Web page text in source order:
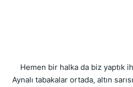
Hemen bir halka da biz yaptık
Aynalı tabakalar ortada, altın